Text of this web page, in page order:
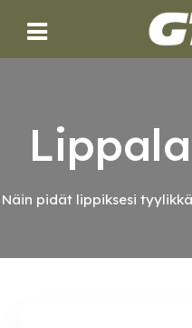
Näin pidät lippiksesi